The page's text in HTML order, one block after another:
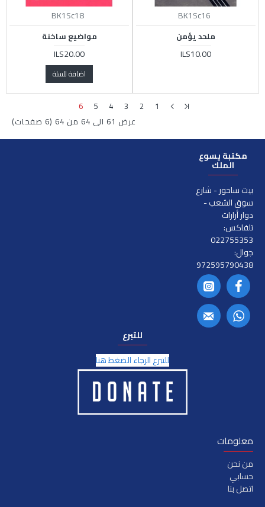
BK1Sc16
ملحد يؤمن
ILS10.00
BK1Sc18
مواضيع ساخنة
ILS20.00
اضافة للسلة
1
2
3
4
5
6
عرض 61 الى 64 من 64 (6 صفحات)
مكتبة يسوع
الملك
بيت ساحور - شارع
سوق الشعب -
دوار أرارات
تلفاكس:
022755353
جوال:
972595790438
للتبرع
للتبرع الرجاء الضغط هنا
معلومات
من نحن
حسابي
اتصل بنا